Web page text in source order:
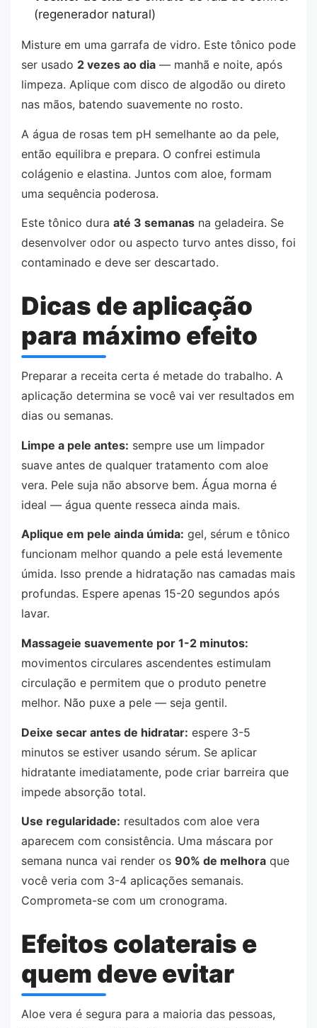
(regenerador natural)
Misture em uma garrafa de vidro. Este tônico pode
ser usado 2 vezes ao dia — manhã e noite, após
limpeza. Aplique com disco de algodão ou direto
nas mãos, batendo suavemente no rosto.
A água de rosas tem pH semelhante ao da pele,
então equilibra e prepara. O confrei estimula
colágenio e elastina. Juntos com aloe, formam
uma sequência poderosa.
Este tônico dura até 3 semanas na geladeira. Se
desenvolver odor ou aspecto turvo antes disso, foi
contaminado e deve ser descartado.
Dicas de aplicação
para máximo efeito
Preparar a receita certa é metade do trabalho. A
aplicação determina se você vai ver resultados em
dias ou semanas.
Limpe a pele antes: sempre use um limpador
suave antes de qualquer tratamento com aloe
vera. Pele suja não absorve bem. Água morna é
ideal — água quente resseca ainda mais.
Aplique em pele ainda úmida: gel, sérum e tônico
funcionam melhor quando a pele está levemente
úmida. Isso prende a hidratação nas camadas mais
profundas. Espere apenas 15-20 segundos após
lavar.
Massageie suavemente por 1-2 minutos:
movimentos circulares ascendentes estimulam
circulação e permitem que o produto penetre
melhor. Não puxe a pele — seja gentil.
Deixe secar antes de hidratar: espere 3-5
minutos se estiver usando sérum. Se aplicar
hidratante imediatamente, pode criar barreira que
impede absorção total.
Use regularidade: resultados com aloe vera
aparecem com consistência. Uma máscara por
semana nunca vai render os 90% de melhora que
você veria com 3-4 aplicações semanais.
Comprometa-se com um cronograma.
Efeitos colaterais e
quem deve evitar
Aloe vera é segura para a maioria das pessoas,